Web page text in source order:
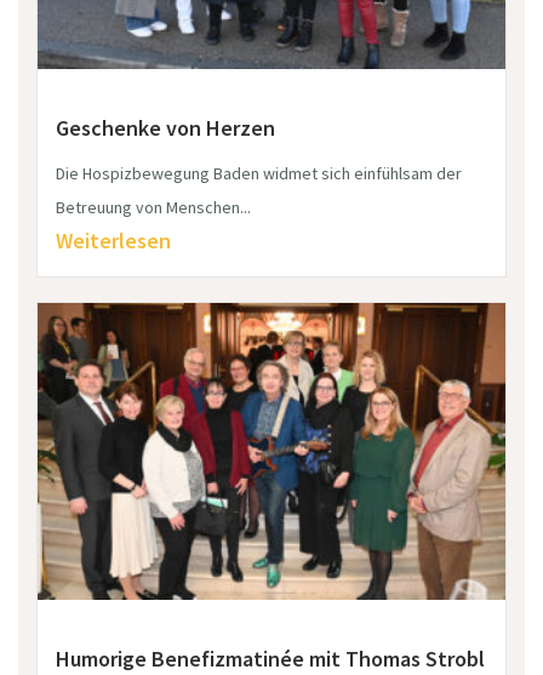
Geschenke von Herzen
Die Hospizbewegung Baden widmet sich einfühlsam der
Betreuung von Menschen...
Weiterlesen
Humorige Benefizmatinée mit Thomas Strobl